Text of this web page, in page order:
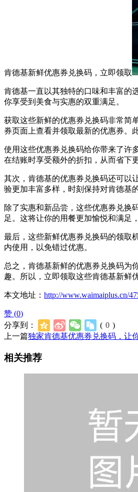
肯德基新鲜优惠券兑换码，立即领取
肯德基一直以其独特的口味和丰富的
你享受到美食与实惠的双重满足。
获取这些新鲜的优惠券兑换码非常简
券页面上查看并领取最新的优惠券。
使用这些优惠券兑换码给你带来了许
在结账时享受额外的折扣，从而省下
其次，肯德基的优惠券兑换码还可以
验更加丰富多样，时刻保持对肯德基
除了实惠和新品尝，这些优惠券兑换
足。这将让你的用餐更加愉悦和满足
最后，这些新鲜优惠券兑换码的领取
内使用，以免错过优惠。
总之，肯德基新鲜的优惠券兑换码为
趣。所以，立即领取这些肯德基新鲜
本文地址： http://www.waimaiplus.cn/
赞 (0)
分享到：
( 0 )
上一篇独家肯德基优惠券兑换码，让
相关推荐